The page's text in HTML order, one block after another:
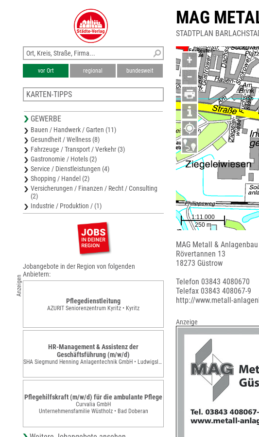
MAG
STADTPLAN
+
−
MAG Metall &
Rövertannen 13
18273 Güstrow
Telefon 03843 4080670
Telefax 03843 408067-9
http://www.metall-
Anzeige
vor Ort regional bundesweit
KARTEN-TIPPS
Stadtplan Bützow
Stadtplan Hansestadt Rostock
Wirtschaftsregion Rostock
Stadtplan Plau am See
GEWERBE
Bauen / Handwerk / Garten (11)
Gesundheit / Wellness (8)
Fahrzeuge / Transport / Verkehr (3)
Gastronomie / Hotels (2)
Service / Dienstleistungen (4)
Shopping / Handel (2)
Versicherungen / Finanzen / Recht / Consulting
(2)
Industrie / Produktion / (1)
Anzeigen
Jobangebote in der Region von folgenden
Anbietern:
Pflegedienstleitung
AZURIT Seniorenzentrum Kyritz • Kyritz
HR-Management & Assistenz der
Geschäftsführung (m/w/d)
SHA Siegmund Henning Anlagentechnik GmbH • Ludwigslust
Pflegehilfskraft (m/w/d) für die ambulante Pflege
Curvalia GmbH
Unternehmensfamilie Wüstholz • Bad Doberan